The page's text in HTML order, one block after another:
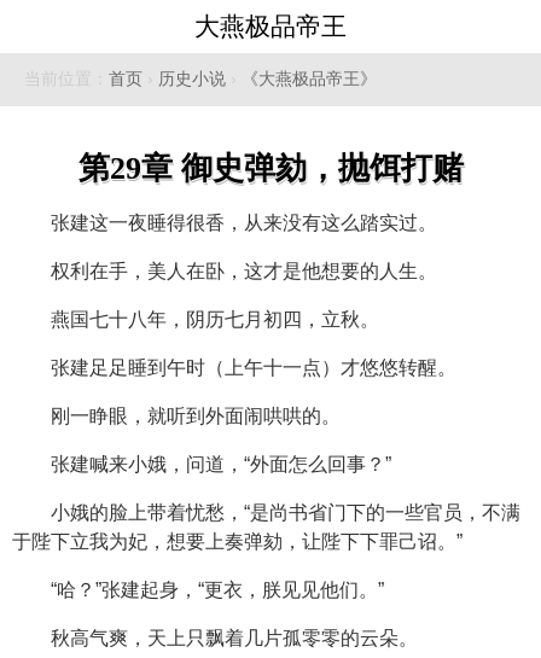
大燕极品帝王
当前位置： 首页 › 历史小说 › 《大燕极品帝王》
第29章 御史弹劾，抛饵打赌
张建这一夜睡得很香，从来没有这么踏实过。
权利在手，美人在卧，这才是他想要的人生。
燕国七十八年，阴历七月初四，立秋。
张建足足睡到午时（上午十一点）才悠悠转醒。
刚一睁眼，就听到外面闹哄哄的。
张建喊来小娥，问道，“外面怎么回事？”
小娥的脸上带着忧愁，“是尚书省门下的一些官员，不满
于陛下立我为妃，想要上奏弹劾，让陛下下罪己诏。”
“哈？”张建起身，“更衣，朕见见他们。”
秋高气爽，天上只飘着几片孤零零的云朵。